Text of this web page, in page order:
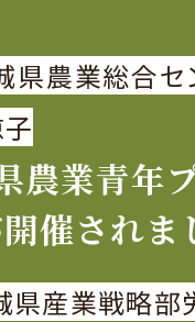
県農業総合セ
農業青年
催されま
県産業戦略部